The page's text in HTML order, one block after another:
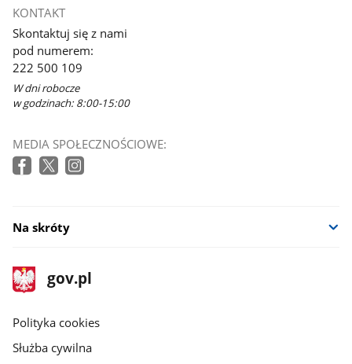
KONTAKT
Skontaktuj się z nami
pod numerem:
222 500 109
W dni robocze
w godzinach: 8:00-15:00
MEDIA SPOŁECZNOŚCIOWE:
Na skróty
stopka
gov.pl
Strona
gov.pl
gov.pl
Polityka cookies
Służba cywilna